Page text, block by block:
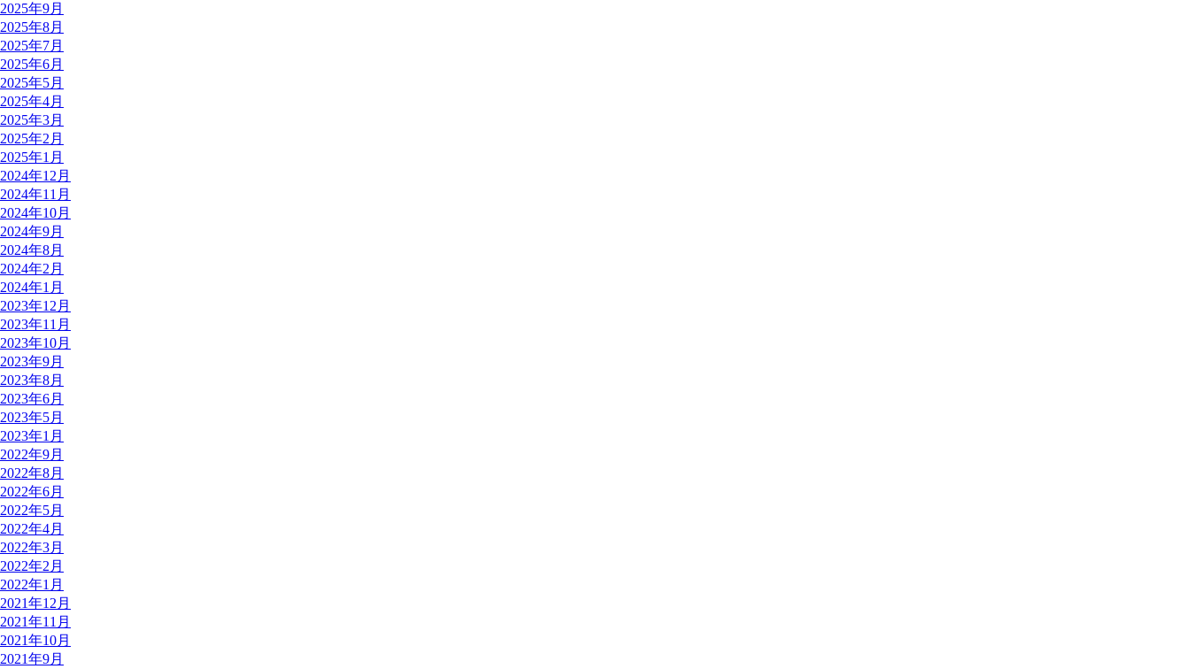
2025年9月
2025年8月
2025年7月
2025年6月
2025年5月
2025年4月
2025年3月
2025年2月
2025年1月
2024年12月
2024年11月
2024年10月
2024年9月
2024年8月
2024年2月
2024年1月
2023年12月
2023年11月
2023年10月
2023年9月
2023年8月
2023年6月
2023年5月
2023年1月
2022年9月
2022年8月
2022年6月
2022年5月
2022年4月
2022年3月
2022年2月
2022年1月
2021年12月
2021年11月
2021年10月
2021年9月